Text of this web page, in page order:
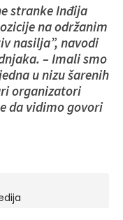
stranke Inđija
na održanim
nasilja”, navodi
– Imali smo
u nizu šarenih
organizatori
da vidimo govori